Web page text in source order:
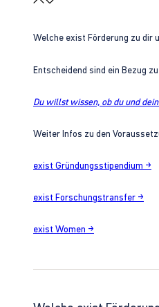
Welche exist Förderung zu dir
Entscheidend sind ein Bezug
Du willst wissen, ob du und
Weiter Infos zu den
exist Gründungsstipendium →
exist Forschungstransfer →
exist Women →